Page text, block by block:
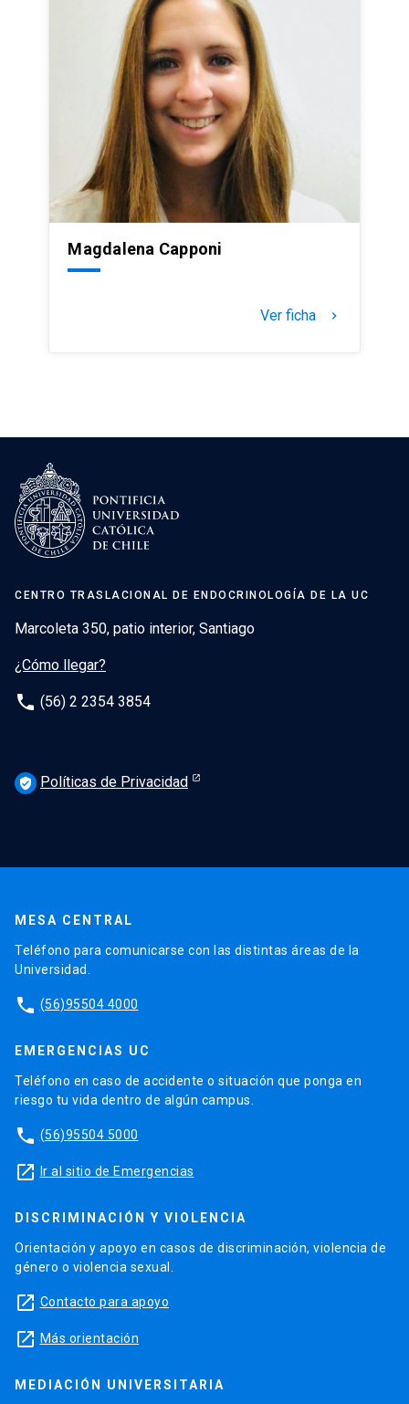
Magdalena Capponi
Ver ficha keyboard_arrow_right
CENTRO TRASLACIONAL DE ENDOCRINOLOGÍA DE LA UC
Marcoleta 350, patio interior, Santiago
¿Cómo llegar?
phone (56) 2 2354 3854
verified_user Políticas de Privacidad
MESA CENTRAL
Teléfono para comunicarse con las distintas áreas de la
Universidad.
phone (56)95504 4000
EMERGENCIAS UC
Teléfono en caso de accidente o situación que ponga en
riesgo tu vida dentro de algún campus.
phone (56)95504 5000
launch Ir al sitio de Emergencias
DISCRIMINACIÓN Y VIOLENCIA
Orientación y apoyo en casos de discriminación, violencia de
género o violencia sexual.
launch Contacto para apoyo
launch Más orientación
MEDIACIÓN UNIVERSITARIA